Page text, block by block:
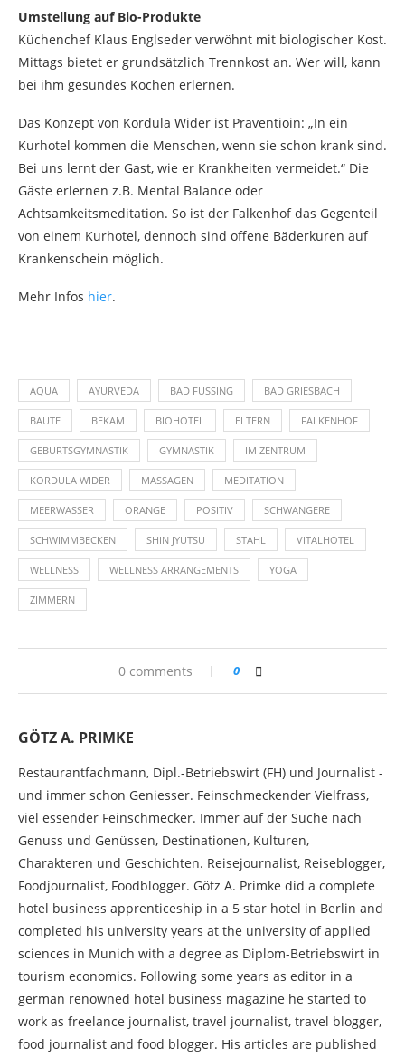
Umstellung auf Bio-Produkte
Küchenchef Klaus Englseder verwöhnt mit biologischer Kost.
Mittags bietet er grundsätzlich Trennkost an. Wer will, kann
bei ihm gesundes Kochen erlernen.
Das Konzept von Kordula Wider ist Präventioin: „In ein
Kurhotel kommen die Menschen, wenn sie schon krank sind.
Bei uns lernt der Gast, wie er Krankheiten vermeidet.“ Die
Gäste erlernen z.B. Mental Balance oder
Achtsamkeitsmeditation. So ist der Falkenhof das Gegenteil
von einem Kurhotel, dennoch sind offene Bäderkuren auf
Krankenschein möglich.
Mehr Infos hier.
AQUA AYURVEDA BAD FÜSSING BAD GRIESBACH
BAUTE BEKAM BIOHOTEL ELTERN FALKENHOF
GEBURTSGYMNASTIK GYMNASTIK IM ZENTRUM
KORDULA WIDER MASSAGEN MEDITATION
MEERWASSER ORANGE POSITIV SCHWANGERE
SCHWIMMBECKEN SHIN JYUTSU STAHL VITALHOTEL
WELLNESS WELLNESS ARRANGEMENTS YOGA
ZIMMERN
0 comments 0
GÖTZ A. PRIMKE
Restaurantfachmann, Dipl.-Betriebswirt (FH) und Journalist -
und immer schon Geniesser. Feinschmeckender Vielfrass,
viel essender Feinschmecker. Immer auf der Suche nach
Genuss und Genüssen, Destinationen, Kulturen,
Charakteren und Geschichten. Reisejournalist, Reiseblogger,
Foodjournalist, Foodblogger. Götz A. Primke did a complete
hotel business apprenticeship in a 5 star hotel in Berlin and
completed his university years at the university of applied
sciences in Munich with a degree as Diplom-Betriebswirt in
tourism economics. Following some years as editor in a
german renowned hotel business magazine he started to
work as freelance journalist, travel journalist, travel blogger,
food journalist and food blogger. His articles are published